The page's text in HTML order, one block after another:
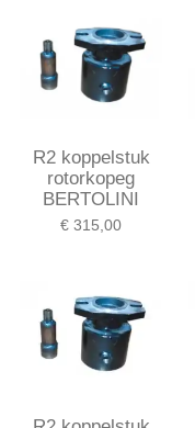
R2 koppelstuk
rotorkopeg
BERTOLINI
€ 315,00